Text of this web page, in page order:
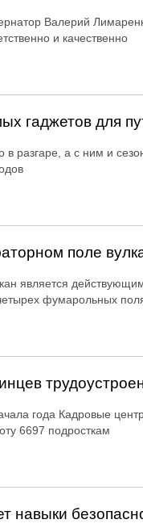
Валерий
и качественно
гаджетов для
в разгаре, а с ним и
поле
является
фумарольных
года Кадровые
6697 подросткам
навыки